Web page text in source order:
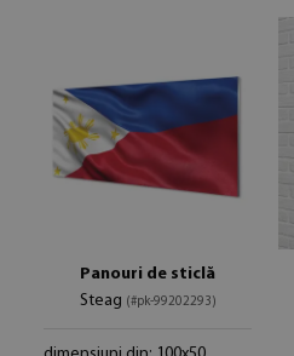
Panouri de sticlă
Steag (#pk-99202293)